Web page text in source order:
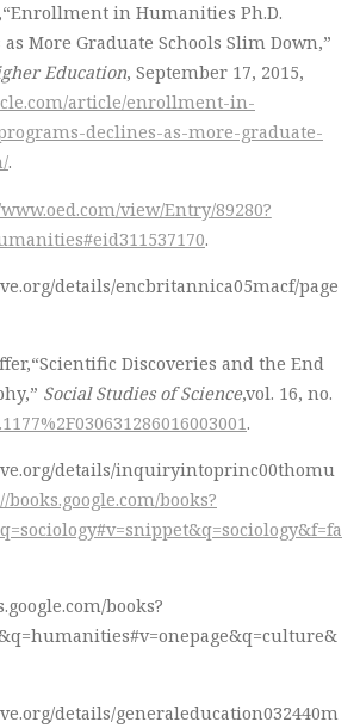
in Humanities Ph.D.
More Graduate Schools Slim Down,”
Education, September 17, 2015,
article/enrollment-in-
declines-as-more-graduate-
.
view/Entry/89280?
.
details/encbritannica05macf/page
Discoveries and the End
Social Studies of Science,vol. 16, no.
.
details/inquiryintoprinc00thomu
books.google.com/books?
books?
details/generaleducation032440m